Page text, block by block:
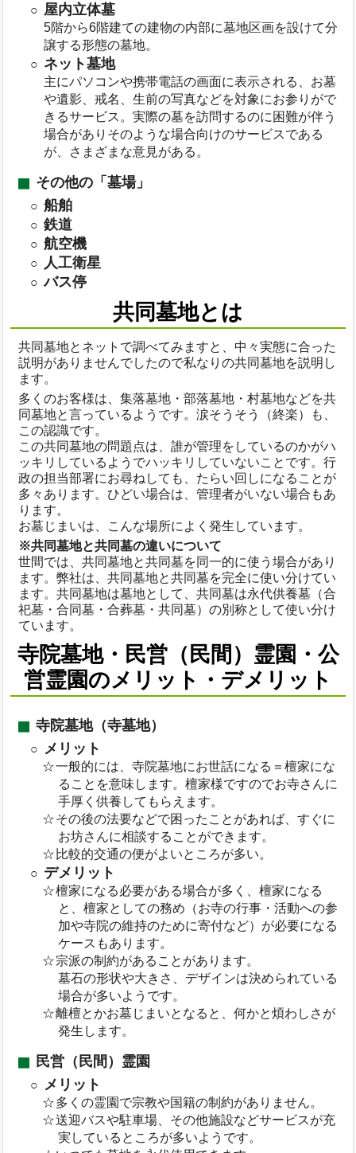
屋内立体墓
5階から6階建ての建物の内部に墓地区画を設けて分
譲する形態の墓地。
ネット墓地
主にパソコンや携帯電話の画面に表示される、お墓
や遺影、戒名、生前の写真などを対象にお参りがで
きるサービス。実際の墓を訪問するのに困難が伴う
場合がありそのような場合向けのサービスである
が、さまざまな意見がある。
その他の「墓場」
船舶
鉄道
航空機
人工衛星
バス停
共同墓地とは
共同墓地とネットで調べてみますと、中々実態に合った
説明がありませんでしたので私なりの共同墓地を説明し
ます。
多くのお客様は、集落墓地・部落墓地・村墓地などを共
同墓地と言っているようです。涙そうそう（終楽）も、
この認識です。
この共同墓地の問題点は、誰が管理をしているのかがハ
ッキリしているようでハッキリしていないことです。行
政の担当部署にお尋ねしても、たらい回しになることが
多々あります。ひどい場合は、管理者がいない場合もあ
ります。
お墓じまいは、こんな場所によく発生しています。
※共同墓地と共同墓の違いについて
世間では、共同墓地と共同墓を同一的に使う場合があり
ます。弊社は、共同墓地と共同墓を完全に使い分けてい
ます。共同墓地は墓地として、共同墓は永代供養墓（合
祀墓・合同墓・合葬墓・共同墓）の別称として使い分け
ています。
寺院墓地・民営（民間）霊園・公
営霊園のメリット・デメリット
寺院墓地（寺墓地）
メリット
一般的には、寺院墓地にお世話になる＝檀家にな
ることを意味します。檀家様ですのでお寺さんに
手厚く供養してもらえます。
その後の法要などで困ったことがあれば、すぐに
お坊さんに相談することができます。
比較的交通の便がよいところが多い。
デメリット
檀家になる必要がある場合が多く、檀家になる
と、檀家としての務め（お寺の行事・活動への参
加や寺院の維持のために寄付など）が必要になる
ケースもあります。
宗派の制約があることがあります。
墓石の形状や大きさ、デザインは決められている
場合が多いようです。
離檀とかお墓じまいとなると、何かと煩わしさが
発生します。
民営（民間）霊園
メリット
多くの霊園で宗教や国籍の制約がありません。
送迎バスや駐車場、その他施設などサービスが充
実しているところが多いようです。